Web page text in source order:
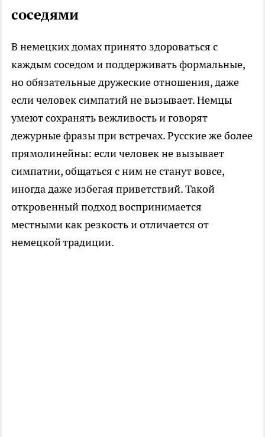
соседями
В немецких домах принято здороваться с
каждым соседом и поддерживать формальные,
но обязательные дружеские отношения, даже
если человек симпатий не вызывает. Немцы
умеют сохранять вежливость и говорят
дежурные фразы при встречах. Русские же более
прямолинейны: если человек не вызывает
симпатии, общаться с ним не станут вовсе,
иногда даже избегая приветствий. Такой
откровенный подход воспринимается
местными как резкость и отличается от
немецкой традиции.